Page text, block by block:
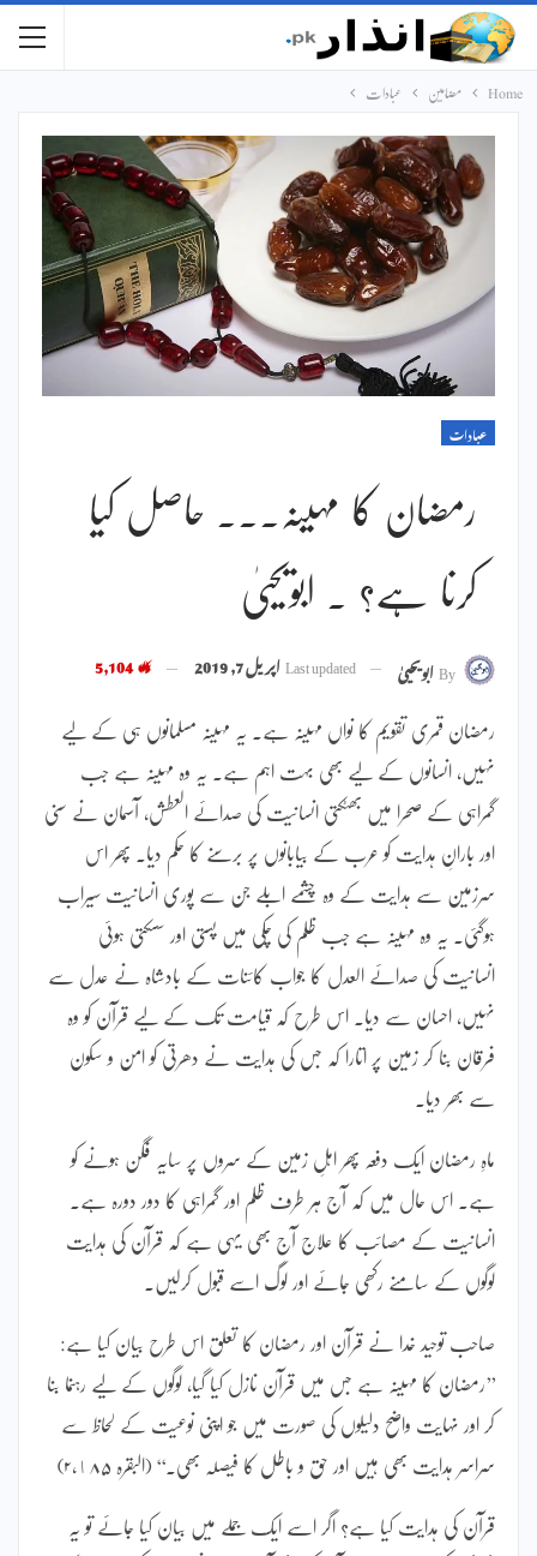
Home مضامین عبادات
عبادات
رمضان کا مہینہ۔۔۔ حاصل کیا
کرنا ہے؟ ۔ ابویحییٰ
Byابویحییٰ Last updatedاپریل 7, 2019 5,104
رمضان قمری تقویم کا نواں مہینہ ہے۔ یہ مہینہ مسلمانوں ہی کے لیے
نہیں، انسانوں کے لیے بھی بہت اہم ہے۔ یہ وہ مہینہ ہے جب
گمراہی کے صحرا میں بھٹکتی انسانیت کی صدائے العطش، آسمان نے سنی
اور بارانِ ہدایت کو عرب کے بیابانوں پر برسنے کا حکم دیا۔ پھر اس
سرزمین سے ہدایت کے وہ چشمے ابلے جن سے پوری انسانیت سیراب
ہوگئی۔ یہ وہ مہینہ ہے جب ظلم کی چکی میں پستی اور سسکتی ہوئی
انسانیت کی صدائے العدل کا جواب کائنات کے بادشاہ نے عدل سے
نہیں، احسان سے دیا۔ اس طرح کہ قیامت تک کے لیے قرآن کو وہ
فرقان بنا کر زمین پر اتارا کہ جس کی ہدایت نے دھرتی کو امن و سکون
سے بھر دیا۔
ماہِ رمضان ایک دفعہ پھر اہلِ زمین کے سروں پر سایہ فگن ہونے کو
ہے۔ اس حال میں کہ آج ہر طرف ظلم اور گمراہی کا دور دورہ ہے۔
انسانیت کے مصائب کا علاج آج بھی یہی ہے کہ قرآن کی ہدایت
لوگوں کے سامنے رکھی جائے اور لوگ اسے قبول کرلیں۔
صاحب توحید خدا نے قرآن اور رمضان کا تعلق اس طرح بیان کیا ہے:
’’رمضان کا مہینہ ہے جس میں قرآن نازل کیا گیا، لوگوں کے لیے رہنما بنا
کر اور نہایت واضح دلیلوں کی صورت میں جو اپنی نوعیت کے لحاظ سے
سراسر ہدایت بھی ہیں اور حق و باطل کا فیصلہ بھی۔‘‘ (البقرہ ۲،١۸۵)
قرآن کی ہدایت کیا ہے؟ اگر اسے ایک جملے میں بیان کیا جائے تو یہ